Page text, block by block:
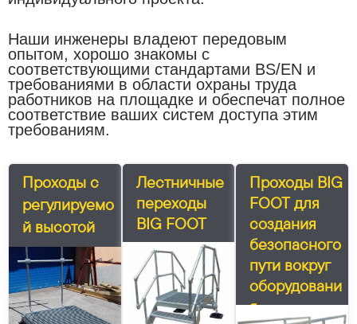
Наши инженеры владеют передовым
опытом, хорошо знакомы с
соответствующими стандартами BS/EN и
требованиями в области охраны труда
работников на площадке и обеспечат полное
соответствие ваших систем доступа этим
требованиям.
Проходы с
регулируемо
й высотой
Лестничные
переходы
BIG FOOT
Проходы BIG
FOOT для
создания
безопасного
пути вокруг
оборудовани
я